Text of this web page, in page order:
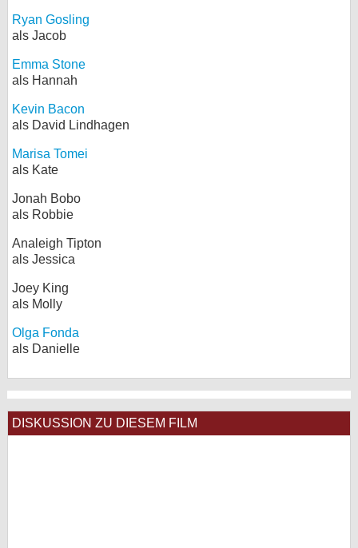
Ryan Gosling
als Jacob
Emma Stone
als Hannah
Kevin Bacon
als David Lindhagen
Marisa Tomei
als Kate
Jonah Bobo
als Robbie
Analeigh Tipton
als Jessica
Joey King
als Molly
Olga Fonda
als Danielle
DISKUSSION ZU DIESEM FILM